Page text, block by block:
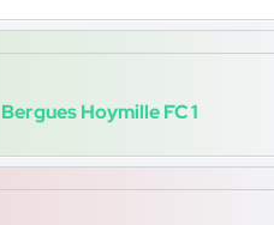
Bergues Hoymille FC 1